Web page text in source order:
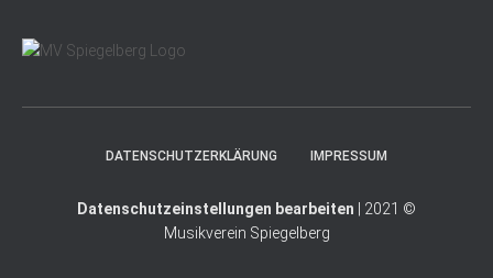
DATENSCHUTZERKLÄRUNG IMPRESSUM
Datenschutzeinstellungen bearbeiten | 2021 ©
Musikverein Spiegelberg